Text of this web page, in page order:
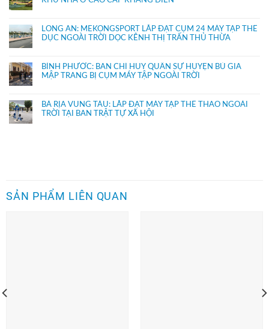
LONG AN: MEKONGSPORT LẮP ĐẶT CỤM 24 MÁY TẬP THỂ
DỤC NGOÀI TRỜI DỌC KÊNH THỊ TRẤN THỦ THỪA
BÌNH PHƯỚC: BAN CHỈ HUY QUÂN SỰ HUYỆN BÙ GIA
MẬP TRANG BỊ CỤM MÁY TẬP NGOÀI TRỜI
BÀ RỊA VŨNG TÀU: LẮP ĐẶT MÁY TẬP THỂ THAO NGOÀI
TRỜI TẠI BAN TRẬT TỰ XÃ HỘI
SẢN PHẨM LIÊN QUAN